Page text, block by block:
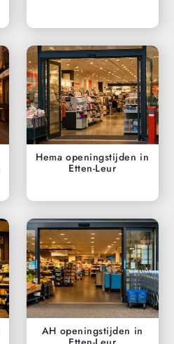
Hema openingstijden in
Etten-Leur
AH openingstijden in